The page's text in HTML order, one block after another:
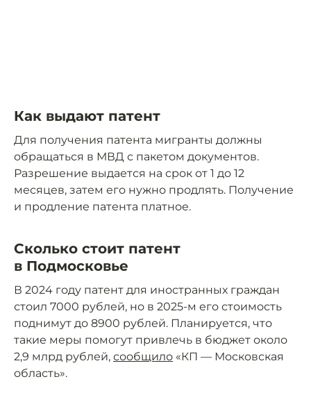
Как выдают патент
Для получения патента мигранты должны
обращаться в МВД с пакетом документов.
Разрешение выдается на срок от 1 до 12
месяцев, затем его нужно продлять. Получение
и продление патента платное.
Сколько стоит патент
в Подмосковье
В 2024 году патент для иностранных граждан
стоил 7000 рублей, но в 2025-м его стоимость
поднимут до 8900 рублей. Планируется, что
такие меры помогут привлечь в бюджет около
2,9 млрд рублей, сообщило «КП — Московская
область».